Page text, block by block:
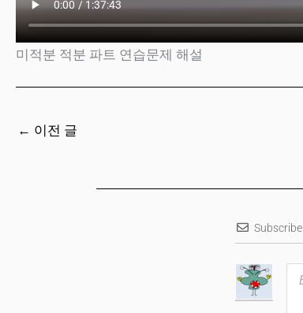
미적분 적분 파트 연습문제 해설
← 이전 글
Subscribe